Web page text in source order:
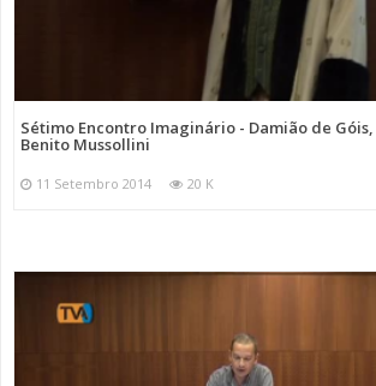
Sétimo Encontro Imaginário - Damião de
Benito Mussollini
11 Setembro 2014 20 K